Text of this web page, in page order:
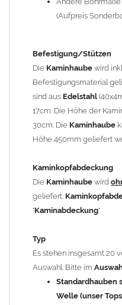
Shop möglich).
Die Typen 02 (Bogen),
1,5mm hergestellt
1,5mm Standardpreis)
allgemeine Informationen:
Ab einer Kaminlänge
Kaminstützengeliefert.
Bei der Kombination
angefertigt.
DieKaminhaubekann
für 4 Stützen = 96,89
145,39 EUR) geliefert
Ihrem zuständigen
Hinweis: FürKaminhauben
Nachnahme
(Aufpreis
Befestigung/Stützen
Die Kaminhaube wird
Befestigungsmaterial
sind aus Edelstahl
17cm. Die Höhe der
30cm. Die Kaminhaube
Höhe 450mm geliefert
Kaminkopfabdeckung
Die Kaminhaube wird
geliefert.
"Kaminabdeckung".
Typ
Es stehen insgesamt 20
Auswahl. Bitte im
Standardhauben
Welle (unser